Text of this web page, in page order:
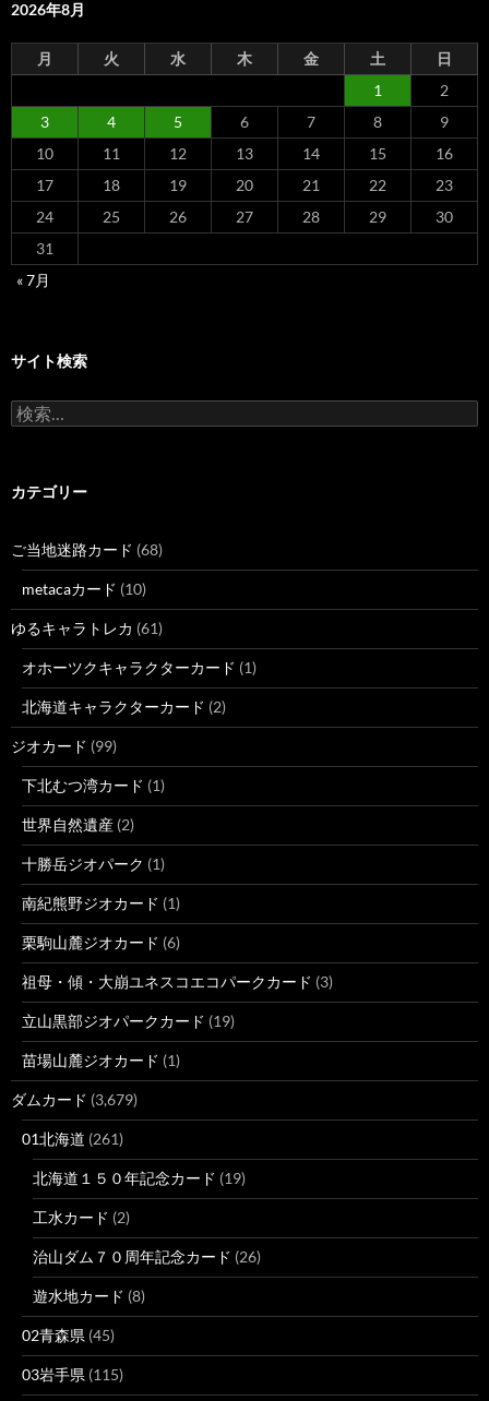
2026年8月
月 火 水 木 金 土
日
1
2
3
4 5 6 7 8
9
10
11 12 13 14 15
16
17
18 19 20 21 22
23
24
25 26 27 28 29
30
31
« 7月
サイト検索
検
索:
カテゴリー
ご当地迷路カード (68)
metacaカード (10)
ゆるキャラトレカ (61)
オホーツクキャラクターカード (1)
北海道キャラクターカード (2)
ジオカード (99)
下北むつ湾カード (1)
世界自然遺産 (2)
十勝岳ジオパーク (1)
南紀熊野ジオカード (1)
栗駒山麓ジオカード (6)
祖母・傾・大崩ユネスコエコパークカード (3)
立山黒部ジオパークカード (19)
苗場山麓ジオカード (1)
ダムカード (3,679)
01北海道 (261)
北海道１５０年記念カード (19)
工水カード (2)
治山ダム７０周年記念カード (26)
遊水地カード (8)
02青森県 (45)
03岩手県 (115)